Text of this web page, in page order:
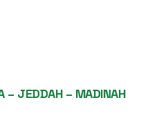
– JEDDAH – MADINAH